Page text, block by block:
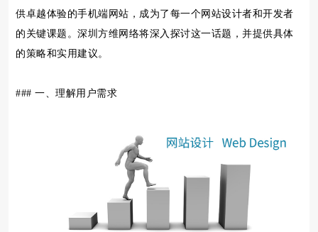
供卓越体验的手机端网站，成为了每一个网站设计者和开发者
的关键课题。深圳方维网络将深入探讨这一话题，并提供具体
的策略和实用建议。
### 一、理解用户需求